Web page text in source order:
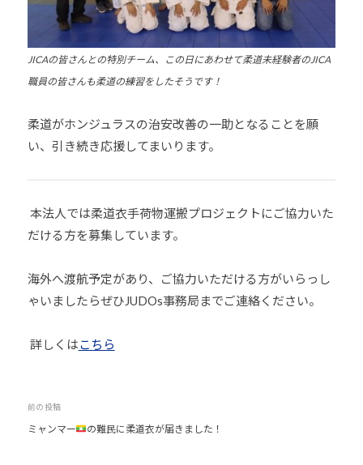
JICAの皆さんとの特別チーム、この日にあわせて柔道未経験者のJICA
職員の皆さんも柔道の練習をしたそうです！
柔道がホンジュラスの治安改善の一助となることを願
い、引き続き応援してまいります。
本法人では柔道衣手荷物運搬プロジェクトにご協力いた
だける方を募集しています。
海外へ渡航予定があり、ご協力いただける方がいらっし
ゃいましたらぜひJUDOs事務局までご連絡ください。
詳しくはこちら
投
稿
前の投稿
ミャンマー の難民に柔道衣が届きました！